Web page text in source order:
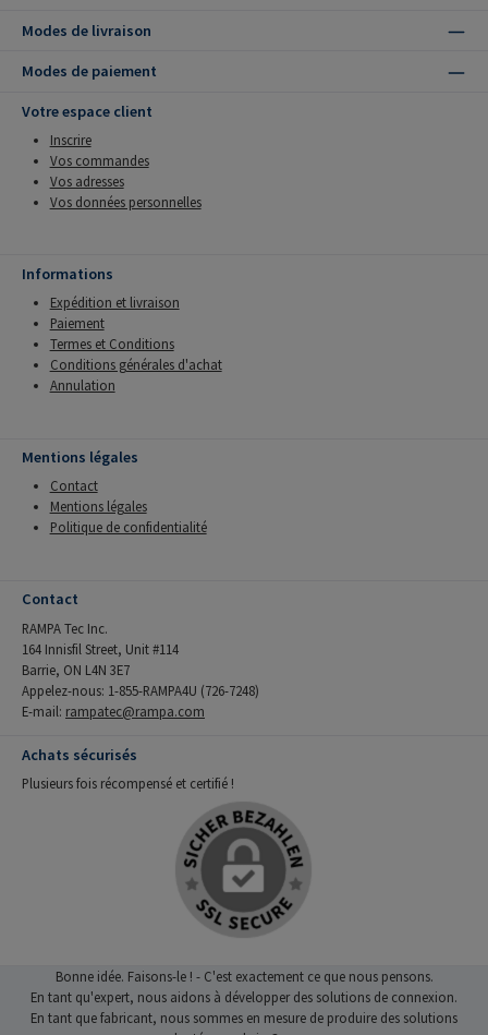
Modes de livraison
Modes de paiement
Votre espace client
Inscrire
Vos commandes
Vos adresses
Vos données personnelles
Informations
Expédition et livraison
Paiement
Termes et Conditions
Conditions générales d'achat
Annulation
Mentions légales
Contact
Mentions légales
Politique de confidentialité
Contact
RAMPA Tec Inc.
164 Innisfil Street, Unit #114
Barrie, ON L4N 3E7
Appelez-nous: 1-855-RAMPA4U (726-7248)
E-mail: rampatec@rampa.com
Achats sécurisés
Plusieurs fois récompensé et certifié !
Bonne idée. Faisons-le ! - C'est exactement ce que nous pensons.
En tant qu'expert, nous aidons à développer des solutions de connexion.
En tant que fabricant, nous sommes en mesure de produire des solutions